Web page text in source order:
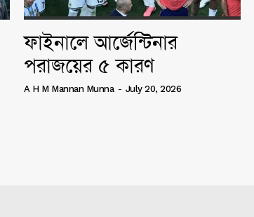
ফাইনালে আর্জেন্টিনার
পরাজয়ের ৫ কারণ
A H M Mannan Munna - July 20, 2026